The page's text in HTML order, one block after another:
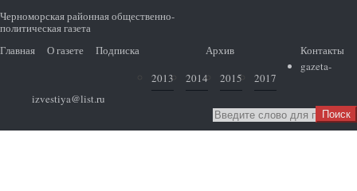
Черноморская районная общественно-
политическая газета
Главная
О газете Подписка
Архив
2013
2014 2015 2017
Контакты
gazeta-
izvestiya@list.ru